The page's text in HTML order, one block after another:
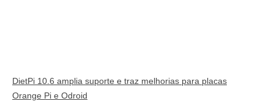
DietPi 10.6 amplia suporte e traz melhorias para placas
Orange Pi e Odroid